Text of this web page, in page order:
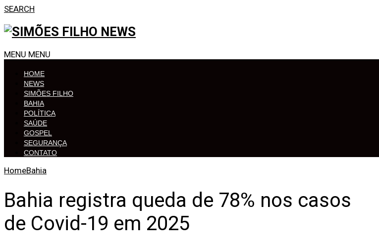
SEARCH
MENU MENU
HOME
NEWS
SIMÕES FILHO
BAHIA
POLÍTICA
SAÚDE
GOSPEL
SEGURANÇA
CONTATO
HomeBahia
Bahia registra queda de 78% nos casos
de Covid-19 em 2025